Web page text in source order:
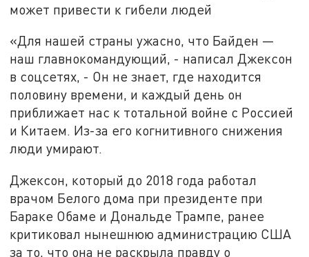
может привести к гибели людей
«Для нашей страны ужасно, что Байден —
наш главнокомандующий, - написал Джексон
в соцсетях, - Он не знает, где находится
половину времени, и каждый день он
приближает нас к тотальной войне с Россией
и Китаем. Из-за его когнитивного снижения
люди умирают.
Джексон, который до 2018 года работал
врачом Белого дома при президенте при
Бараке Обаме и Дональде Трампе, ранее
критиковал нынешнюю администрацию США
за то, что она не раскрыла правду о